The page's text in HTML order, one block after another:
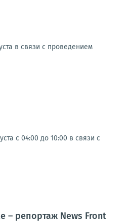
в связи с проведением
с 04:00 до 10:00 в связи с
– репортаж News Front